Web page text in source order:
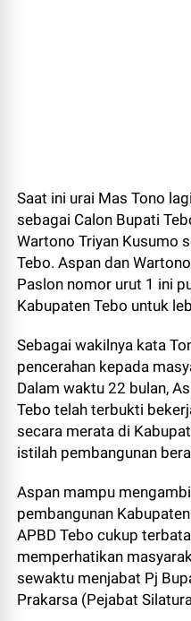
Saat ini urai Mas Tono
sebagai Calon Bupati
Wartono Triyan Kusumo
Tebo. Aspan dan
Paslon nomor urut 1 ini
Kabupaten Tebo untuk
Sebagai wakilnya kata
pencerahan kepada
Dalam waktu 22 bulan,
Tebo telah terbukti
secara merata di
istilah pembangunan
Aspan mampu
pembangunan
APBD Tebo cukup
memperhatikan
sewaktu menjabat Pj
Prakarsa (Pejabat